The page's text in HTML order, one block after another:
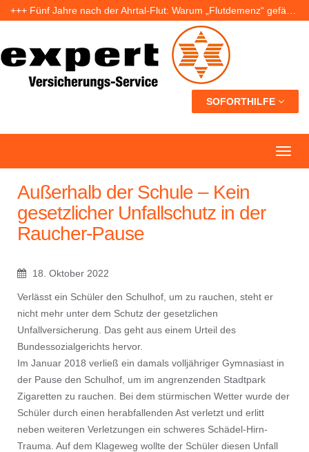
SOFORTHILFE
Außerhalb der Schule – Kein
gesetzlicher Unfallschutz in der
Raucher-Pause
18. Oktober 2022
Verlässt ein Schüler den Schulhof, um zu rauchen, steht er
nicht mehr unter dem Schutz der gesetzlichen
Unfallversicherung. Das geht aus einem Urteil des
Bundessozialgerichts hervor.
Im Januar 2018 verließ ein damals volljähriger Gymnasiast in
der Pause den Schulhof, um im angrenzenden Stadtpark
Zigaretten zu rauchen. Bei dem stürmischen Wetter wurde der
Schüler durch einen herabfallenden Ast verletzt und erlitt
neben weiteren Verletzungen ein schweres Schädel-Hirn-
Trauma. Auf dem Klageweg wollte der Schüler diesen Unfall